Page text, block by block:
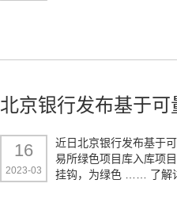
北京银行发布基于
16
2023-03
近日北京银行发布基于
易所绿色项目库入库项
挂钩，为绿色 …… 了解